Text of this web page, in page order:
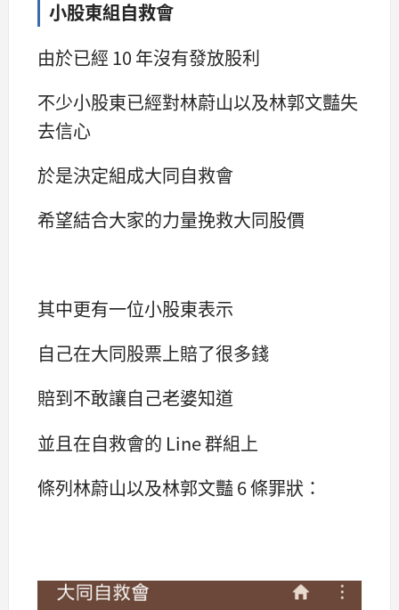
小股東組自救會
由於已經 10 年沒有發放股利
不少小股東已經對林蔚山以及林郭文豔失
去信心
於是決定組成大同自救會
希望結合大家的力量挽救大同股價
其中更有一位小股東表示
自己在大同股票上賠了很多錢
賠到不敢讓自己老婆知道
並且在自救會的 Line 群組上
條列林蔚山以及林郭文豔 6 條罪狀：